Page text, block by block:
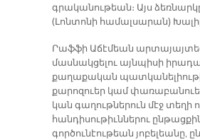
գրա­կա­նու­թեան։ Այս
(Լոն­տո­նի հա­մալ­սա­րան)
Րաֆ­ֆի Ա­ճէ­մեան ար­տա­յայ­տեց
մաս­նակ­ցե­լու այն­պի­սի
քա­ղա­քա­կան
քա­րո­զուեր կամ
կան գա­ղութ­նե­րուն մէջ
հան­դի­սու­թիւն­նե­րու
գոր­ծու­նէու­թեան յո­բե­լեա­նը,